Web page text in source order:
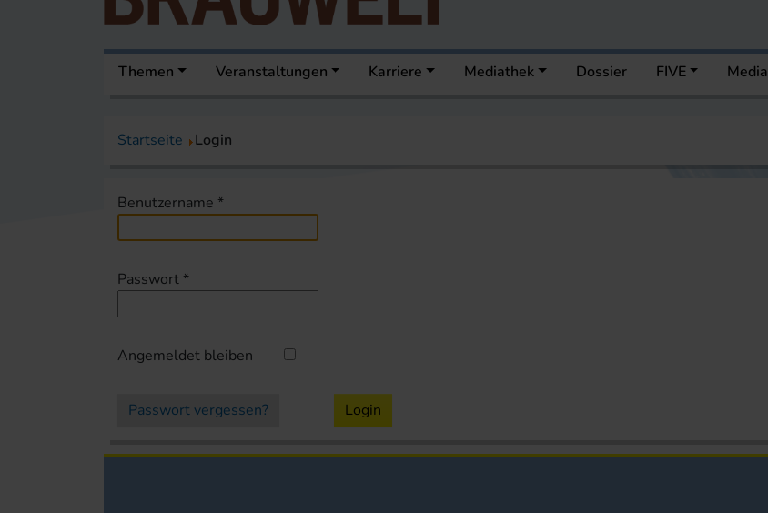
Themen Veranstaltungen Karriere Mediathek Dossier FIVE Media
Startseite Login
Benutzername *
Passwort *
Angemeldet bleiben
Passwort vergessen? Login